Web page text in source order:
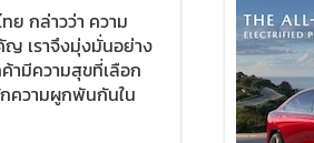
ย กล่าวว่า ความ
เราจึงมุ่งมั่นอย่าง
ามีความสุขที่เลือก
ความผูกพันกันใน